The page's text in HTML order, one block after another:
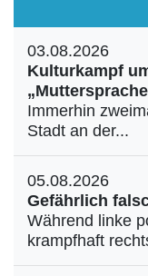
03.08.2026
Kulturkampf
Immerhin
Stadt an der...
05.08.2026
Gefährlich
Während linke
krampfhaft